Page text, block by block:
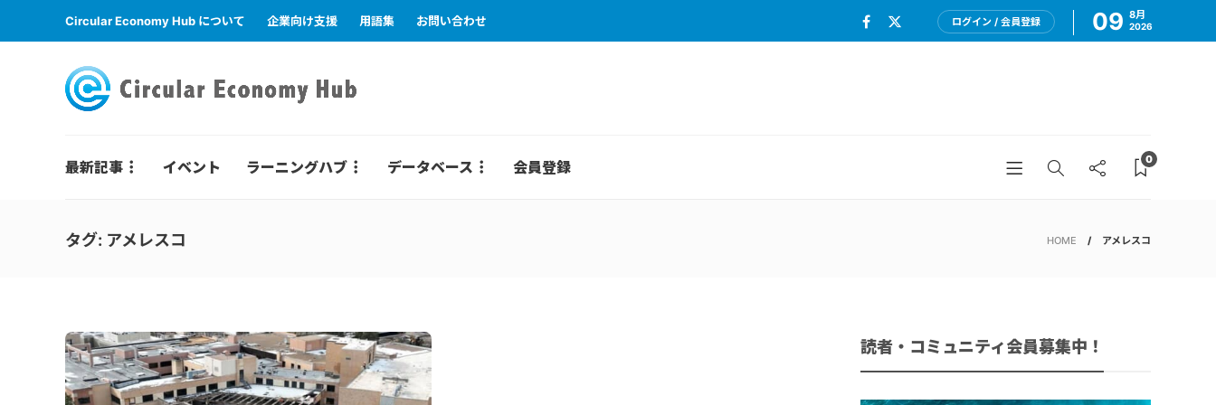
Circular Economy Hub について 企業向け支援 用語集 お問い合わせ ログイン / 会員登録 09 8月
2026
最新記事 イベント ラーニングハブ データベース 会員登録 0
タグ: アメレスコ HOME アメレスコ
読者・コミュニティ会員募集中！